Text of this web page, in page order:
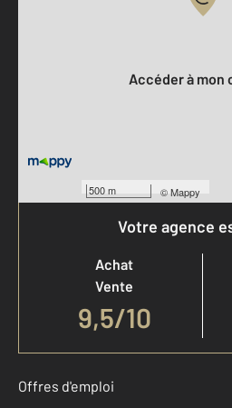
500 m ©Mappy
Accéder à
Votre agence
Achat
Vente
9,5/10
Offres d'emploi